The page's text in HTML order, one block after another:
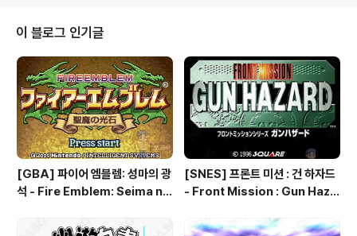
이 블로그 인기글
[GBA] 파이어 엠블렘: 성마의 광
석 - Fire Emblem: Seima no
ム 聖魔の光石, 파이어 엠블렘:
[SNES] 프론트 미션 : 건 하자드
- Front Mission : Gun Haza
ズ ガンハザード